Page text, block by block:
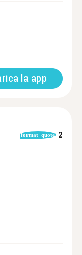
la app
format_quote 2